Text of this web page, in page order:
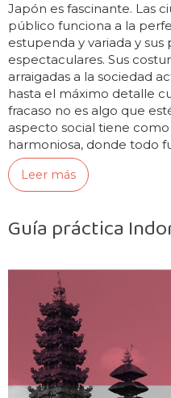
Japón es fascinante. Las
público funciona a la
estupenda y variada y sus
espectaculares. Sus
arraigadas a la sociedad
hasta el máximo detalle
fracaso no es algo que
aspecto social tiene
harmoniosa, donde todo
no todo es oro lo que…
Leer más
Guía práctica